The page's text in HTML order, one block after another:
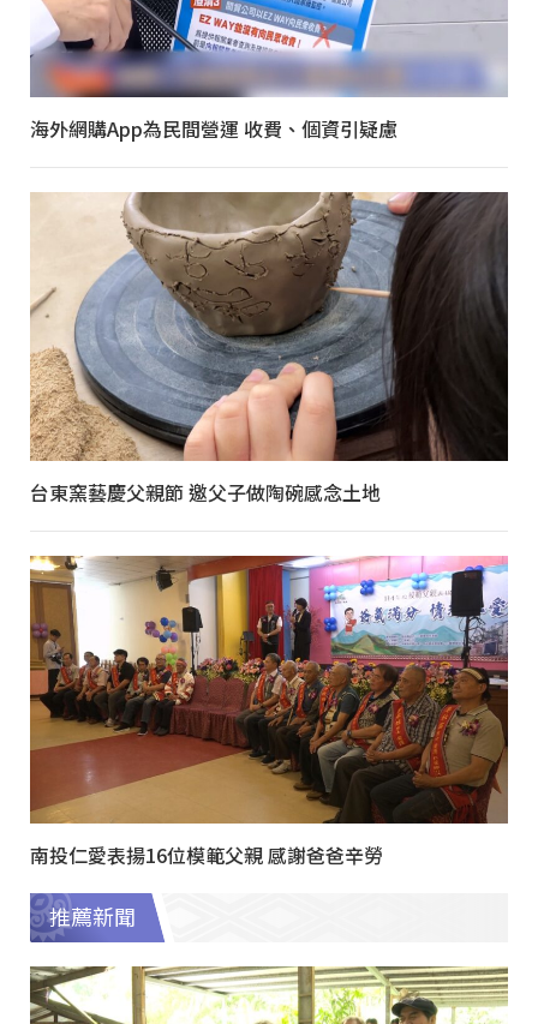
海外網購App為民間營運 收費、個資引疑慮
台東窯藝慶父親節 邀父子做陶碗感念土地
南投仁愛表揚16位模範父親 感謝爸爸辛勞
推薦新聞